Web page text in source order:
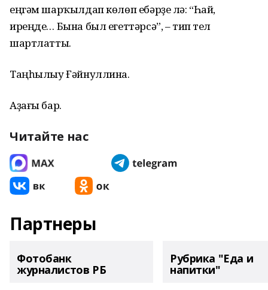
еңгәм шарҡылдап көлөп ебәрҙе лә: “Һай,
иреңде… Бына был егеттәрсә”, – тип тел
шартлатты.
Таңһылыу Ғәйнуллина.
Аҙағы бар.
Читайте нас
Партнеры
Фотобанк
журналистов РБ
Рубрика "Еда и
напитки"